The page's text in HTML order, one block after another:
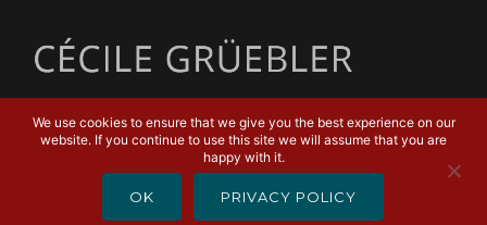
Stephan Eicher – Homeless Songs
Tour 2019
We use cookies to ensure that we give you the best experience on our
website. If you continue to use this site we will assume that you are
happy with it.
OK PRIVACY POLICY